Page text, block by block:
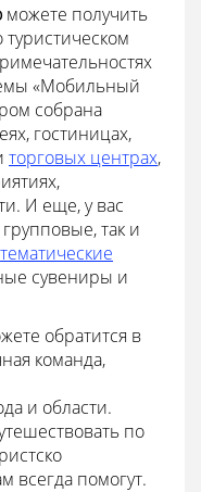
можете получить
«Мобильный
собрана
гостиницах,
торговых центрах,
И еще, у вас
групповые, так и
тематические
сувениры и
обратится в
команда,
и области.
по
всегда помогут.